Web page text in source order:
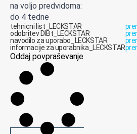
na voljo predvidoma:
do 4 tedne
tehnicni list_LECKSTAR
odobritev DIBt_LECKSTAR
navodilo za uporabo_LECKSTAR
informacije za uporabnika_LECKSTAR
Oddaj povpraševanje